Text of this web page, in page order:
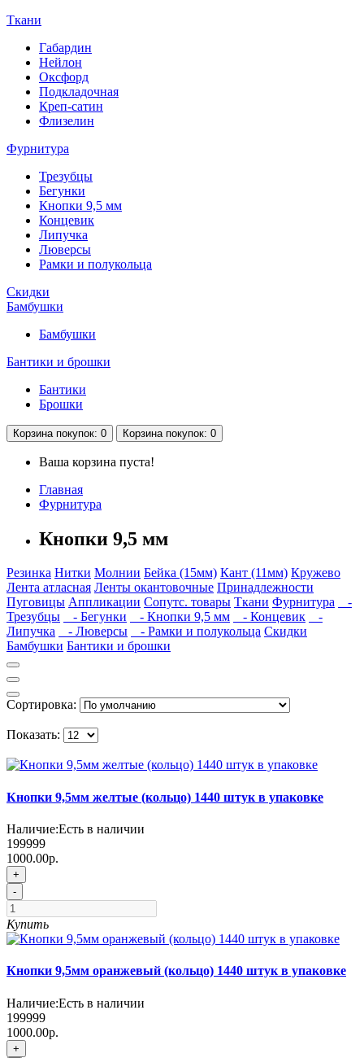
Ткани
Габардин
Нейлон
Оксфорд
Подкладочная
Креп-сатин
Флизелин
Фурнитура
Трезубцы
Бегунки
Кнопки 9,5 мм
Концевик
Липучка
Люверсы
Рамки и полукольца
Скидки
Бамбушки
Бамбушки
Бантики и брошки
Бантики
Брошки
Корзина покупок: 0 Корзина покупок: 0
Ваша корзина пуста!
Главная
Фурнитура
Кнопки 9,5 мм
Резинка Нитки Молнии Бейка (15мм) Кант (11мм) Кружево
Лента атласная Ленты окантовочные Принадлежности
Пуговицы Аппликации Сопутс. товары Ткани Фурнитура
-
Трезубцы
- Бегунки - Кнопки 9,5 мм - Концевик
-
Липучка
- Люверсы - Рамки и полукольца Скидки
Бамбушки Бантики и брошки
Сортировка:
Показать:
Кнопки 9,5мм желтые (кольцо) 1440 штук в упаковке
Наличие:Есть в наличии
199999
1000.00р.
+
-
Купить
Кнопки 9,5мм оранжевый (кольцо) 1440 штук в упаковке
Наличие:Есть в наличии
199999
1000.00р.
+